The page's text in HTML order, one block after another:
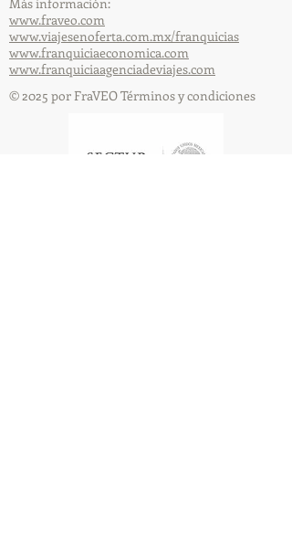
www.fraveo.com
www.viajesenoferta.com.mx/franquicias
www.franquiciaeconomica.com
www.franquiciaagenciadeviajes.com
© 2025 por FraVEO Términos y condiciones